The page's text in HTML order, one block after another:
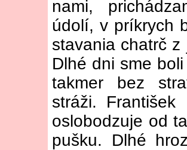
nami,
údolí, v príkrych
stavania chatrč
Dlhé dni sme
takmer bez
stráži.
oslobodzuje od
pušku. Dlhé